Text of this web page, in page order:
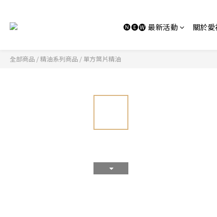
🅝🅔🅦 最新活動 關於
全部商品 /精油系列商品 / 單方葉片精油